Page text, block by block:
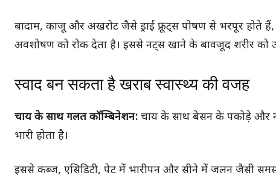
बादाम, काजू और अखरोट जैसे ड्राई फ्रूट्स पोषण से भरपूर होते
अवशोषण को रोक देता है। इससे नट्स खाने के बावजूद शरीर को
स्वाद बन सकता है खराब स्वास्थ्य की वजह
चाय के साथ गलत कॉम्बिनेशन: चाय के साथ बेसन के पकोड़े और
भारी होता है।
इससे कब्ज, एसिडिटी, पेट में भारीपन और सीने में जलन जैसी